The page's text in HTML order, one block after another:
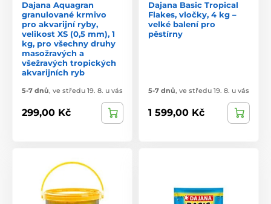
Dajana Aquagran
granulované krmivo
pro akvarijní ryby,
velikost XS (0,5 mm), 1
kg, pro všechny druhy
masožravých a
všežravých tropických
akvarijních ryb
5-7 dnů, ve středu 19. 8. u vás
299,00 Kč
Dajana Basic Tropical
Flakes, vločky, 4 kg –
velké balení pro
pěstírny
5-7 dnů, ve středu 19. 8. u vás
1 599,00 Kč